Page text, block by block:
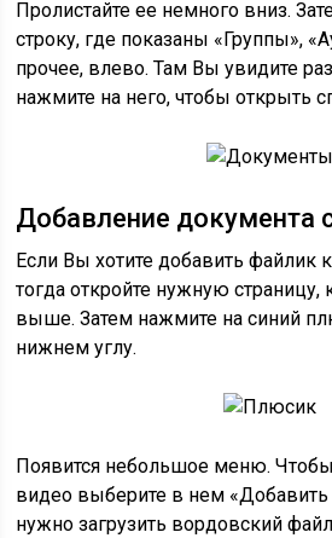
Пролистайте ее немного вниз.
строку, где показаны «Группы»,
прочее, влево. Там Вы увидите
нажмите на него, чтобы открыть
Добавление документа
Если Вы хотите добавить файлик
тогда откройте нужную страницу,
выше. Затем нажмите на синий
нижнем углу.
Появится небольшое меню.
видео выберите в нем «Добавить
нужно загрузить вордовский